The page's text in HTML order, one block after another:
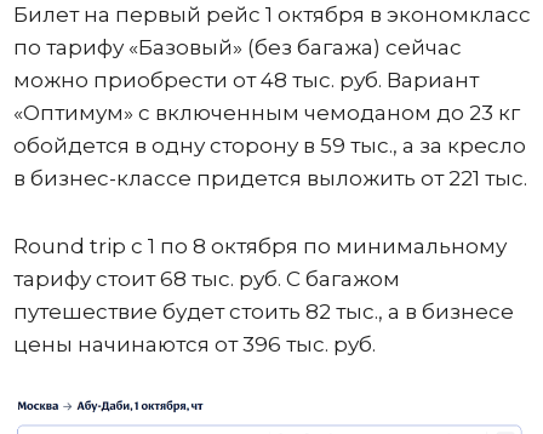
Билет на первый рейс 1 октября в экономкласс
по тарифу «Базовый» (без багажа) сейчас
можно приобрести от 48 тыс. руб. Вариант
«Оптимум» с включенным чемоданом до 23 кг
обойдется в одну сторону в 59 тыс., а за кресло
в бизнес-классе придется выложить от 221 тыс.
Round trip с 1 по 8 октября по минимальному
тарифу стоит 68 тыс. руб. С багажом
путешествие будет стоить 82 тыс., а в бизнесе
цены начинаются от 396 тыс. руб.